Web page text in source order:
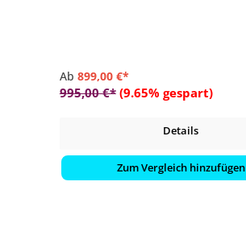
Ab 899,00 €*
995,00 €* (9.65% gespart)
Details
Zum Vergleich hinzufügen